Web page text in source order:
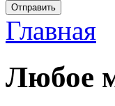
Главная
Любое